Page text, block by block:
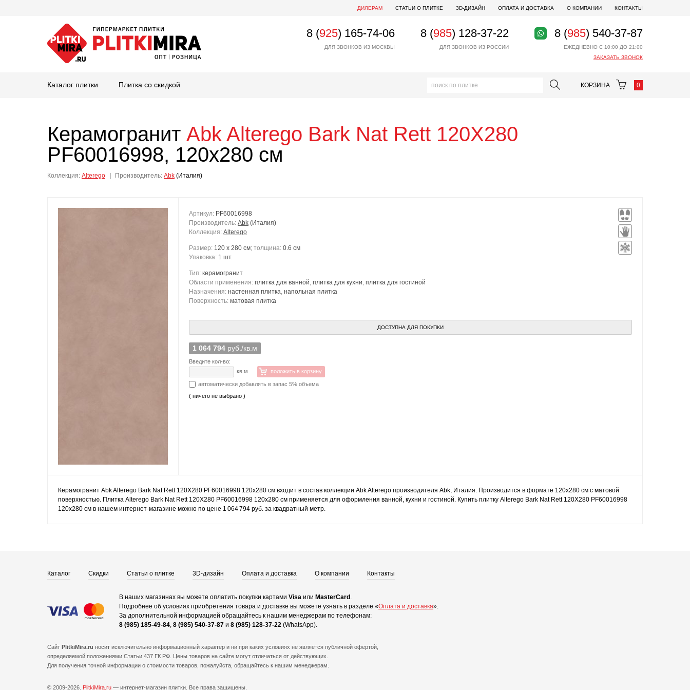
ДИЛЕРАМ СТАТЬИ О ПЛИТКЕ 3D-ДИЗАЙН ОПЛАТА И ДОСТАВКА О КОМПАНИИ КОНТАКТЫ
8 (925) 165-74-06
ДЛЯ ЗВОНКОВ ИЗ МОСКВЫ
8 (985) 128-37-22
ДЛЯ ЗВОНКОВ ИЗ РОССИИ
8 (985) 540-37-87
ЕЖЕДНЕВНО С 10:00 ДО 21:00
ЗАКАЗАТЬ ЗВОНОК
Каталог плитки Плитка со скидкой КОРЗИНА 0
Керамогранит Abk Alterego Bark Nat Rett 120X280
PF60016998, 120x280 см
Коллекция: Alterego Производитель: Abk (Италия)
Артикул: PF60016998
Производитель: Abk (Италия)
Коллекция: Alterego
Размер: 120 x 280 см; толщина: 0.6 см
Упаковка: 1 шт.
Тип: керамогранит
Области применения: плитка для ванной, плитка для кухни, плитка для гостиной
Назначения: настенная плитка, напольная плитка
Поверхность: матовая плитка
ДОСТУПНА ДЛЯ ПОКУПКИ
1 064 794 руб./кв.м
Введите кол-во:
кв.м
положить в корзину
автоматически добавлять в запас 5% объема
( ничего не выбрано )
Керамогранит Abk Alterego Bark Nat Rett 120X280 PF60016998 120x280 см входит в состав коллекции Abk Alterego производителя Abk, Италия. Производится в формате 120x280 см с матовой
поверхностью. Плитка Alterego Bark Nat Rett 120X280 PF60016998 120x280 см применяется для оформления ванной, кухни и гостиной. Купить плитку Alterego Bark Nat Rett 120X280 PF60016998
120x280 см в нашем интернет-магазине можно по цене 1 064 794 руб. за квадратный метр.
Каталог Скидки Статьи о плитке 3D-дизайн Оплата и доставка О компании Контакты
В наших магазинах вы можете оплатить покупки картами Visa или MasterCard .
Подробнее об условиях приобретения товара и доставке вы можете узнать в разделе «Оплата и доставка».
За дополнительной информацией обращайтесь к нашим менеджерам по телефонам:
8 (985) 185-49-84, 8 (985) 540-37-87 и 8 (985) 128-37-22 (WhatsApp).
Сайт PlitkiMira.ru носит исключительно информационный характер и ни при каких условиях не является публичной офертой,
определяемой положениями Статьи 437 ГК РФ. Цены товаров на сайте могут отличаться от действующих.
Для получения точной информации о стоимости товаров, пожалуйста, обращайтесь к нашим менеджерам.
© 2009-2026. PlitkiMira.ru — интернет-магазин плитки. Все права защищены.